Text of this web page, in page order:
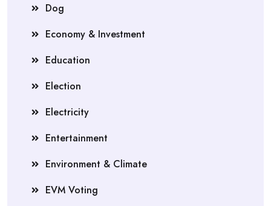
Dog
Economy & Investment
Education
Election
Electricity
Entertainment
Environment & Climate
EVM Voting